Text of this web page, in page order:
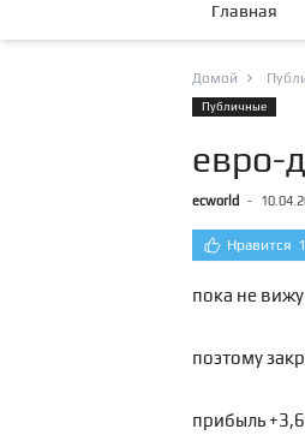
Главная
Домой
Публичные
евро-
ecworld -
Нравится 1
пока не
поэтому
прибыль